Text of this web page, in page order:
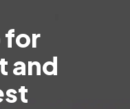
for
and